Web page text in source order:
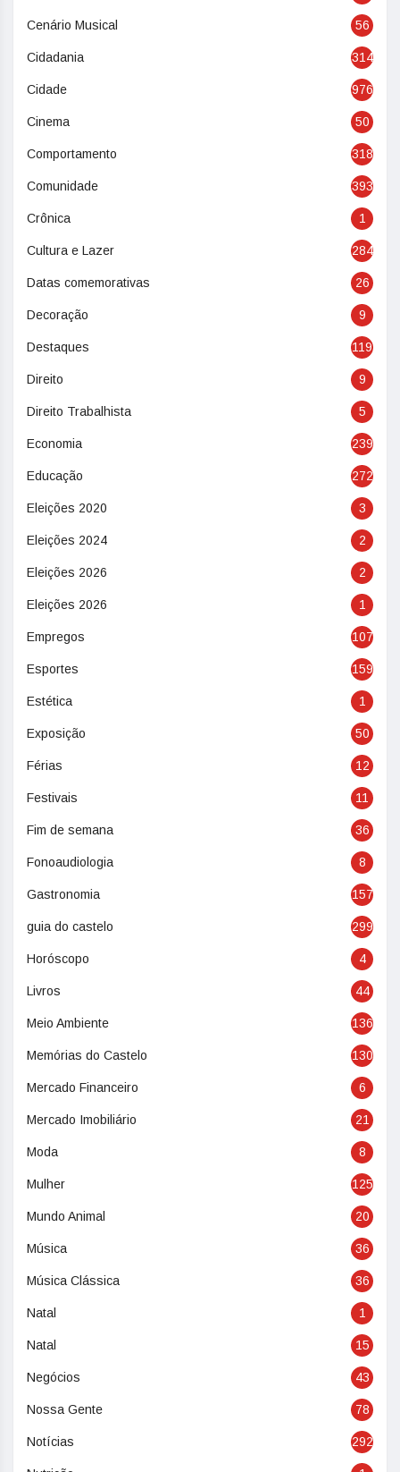
Cenário Musical 56
Cidadania 314
Cidade 976
Cinema 50
Comportamento 318
Comunidade 393
Crônica 1
Cultura e Lazer 284
Datas comemorativas 26
Decoração 9
Destaques 119
Direito 9
Direito Trabalhista 5
Economia 239
Educação 272
Eleições 2020 3
Eleições 2024 2
Eleições 2026 2
Eleições 2026 1
Empregos 107
Esportes 159
Estética 1
Exposição 50
Férias 12
Festivais 11
Fim de semana 36
Fonoaudiologia 8
Gastronomia 157
guia do castelo 299
Horóscopo 4
Livros 44
Meio Ambiente 136
Memórias do Castelo 130
Mercado Financeiro 6
Mercado Imobiliário 21
Moda 8
Mulher 125
Mundo Animal 20
Música 36
Música Clássica 36
Natal 1
Natal 15
Negócios 43
Nossa Gente 78
Notícias 292